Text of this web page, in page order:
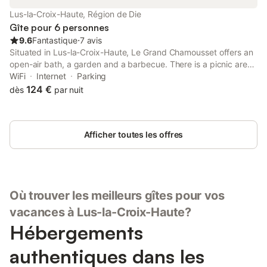
Lus-la-Croix-Haute, Région de Die
Gîte pour 6 personnes
9.6Fantastique⋅7 avis
Situated in Lus-la-Croix-Haute, Le Grand Chamousset offers an
open-air bath, a garden and a barbecue. There is a picnic area
and guests can make use of free WiFi and free private parking.
WiFi Internet
Parking
dès 124 € par nuit
Afficher toutes les offres
Où trouver les meilleurs gîtes pour vos
vacances à Lus-la-Croix-Haute?
Hébergements
authentiques dans les